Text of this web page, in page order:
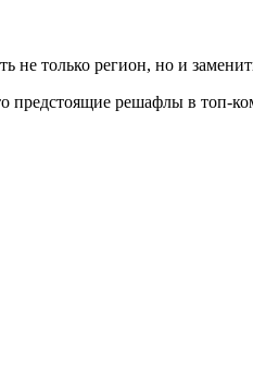
не только регион, но и
решафлы в топ-